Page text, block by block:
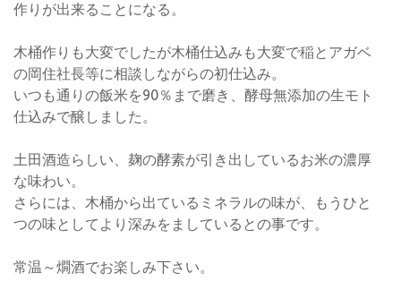
作りが出来ることになる。
木桶作りも大変でしたが木桶仕込みも大変で稲とアガベ
の岡住社長等に相談しながらの初仕込み。
いつも通りの飯米を90％まで磨き、酵母無添加の生モト
仕込みで醸しました。
土田酒造らしい、麹の酵素が引き出しているお米の濃厚
な味わい。
さらには、木桶から出ているミネラルの味が、もうひと
つの味としてより深みをましているとの事です。
常温～燗酒でお楽しみ下さい。